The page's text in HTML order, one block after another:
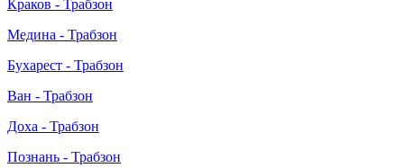
Краков - Трабзон
Медина - Трабзон
Бухарест - Трабзон
Ван - Трабзон
Доха - Трабзон
Познань - Трабзон